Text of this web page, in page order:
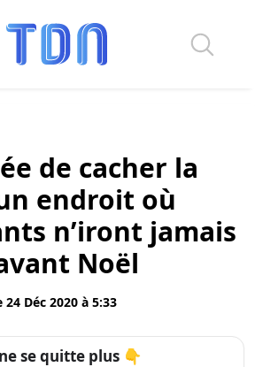
de cacher la
endroit où
n’iront jamais
Noël
24 Déc 2020 à 5:33
se quitte plus 👇